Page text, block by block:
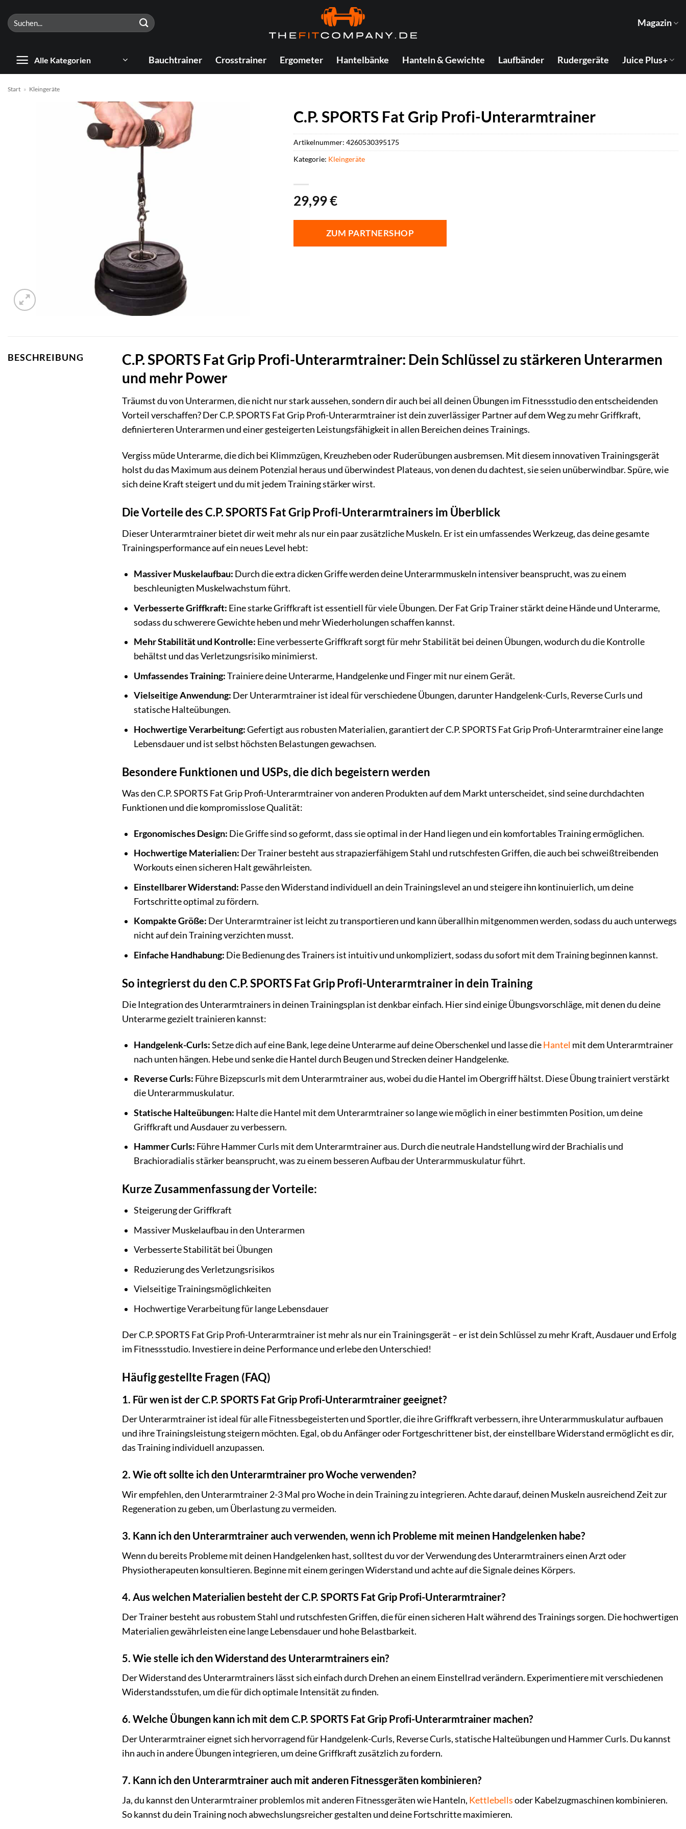
Inhalt
springen
Suchen
nach:
Magazin
Alle Kategorien Bauchtrainer Crosstrainer Ergometer Hantelbänke Hanteln & Gewichte Laufbänder Rudergeräte Juice Plus+
Start » Kleingeräte
C.P. SPORTS Fat Grip Profi-Unterarmtrainer
29,99€
ZUM PARTNERSHOP
Artikelnummer: 4260530395175
Kategorie: Kleingeräte
BESCHREIBUNG
C.P. SPORTS Fat Grip Profi-Unterarmtrainer: Dein Schlüssel zu stärkeren Unterarmen
und mehr Power
Träumst du von Unterarmen, die nicht nur stark aussehen, sondern dir auch bei all deinen Übungen im Fitnessstudio den entscheidenden
Vorteil verschaffen? Der C.P. SPORTS Fat Grip Profi-Unterarmtrainer ist dein zuverlässiger Partner auf dem Weg zu mehr Griffkraft,
definierteren Unterarmen und einer gesteigerten Leistungsfähigkeit in allen Bereichen deines Trainings.
Vergiss müde Unterarme, die dich bei Klimmzügen, Kreuzheben oder Ruderübungen ausbremsen. Mit diesem innovativen Trainingsgerät
holst du das Maximum aus deinem Potenzial heraus und überwindest Plateaus, von denen du dachtest, sie seien unüberwindbar. Spüre, wie
sich deine Kraft steigert und du mit jedem Training stärker wirst.
Die Vorteile des C.P. SPORTS Fat Grip Profi-Unterarmtrainers im Überblick
Dieser Unterarmtrainer bietet dir weit mehr als nur ein paar zusätzliche Muskeln. Er ist ein umfassendes Werkzeug, das deine gesamte
Trainingsperformance auf ein neues Level hebt:
Massiver Muskelaufbau: Durch die extra dicken Griffe werden deine Unterarmmuskeln intensiver beansprucht, was zu einem
beschleunigten Muskelwachstum führt.
Verbesserte Griffkraft: Eine starke Griffkraft ist essentiell für viele Übungen. Der Fat Grip Trainer stärkt deine Hände und Unterarme,
sodass du schwerere Gewichte heben und mehr Wiederholungen schaffen kannst.
Mehr Stabilität und Kontrolle: Eine verbesserte Griffkraft sorgt für mehr Stabilität bei deinen Übungen, wodurch du die Kontrolle
behältst und das Verletzungsrisiko minimierst.
Umfassendes Training:Trainiere deine Unterarme, Handgelenke und Finger mit nur einem Gerät.
Vielseitige Anwendung: Der Unterarmtrainer ist ideal für verschiedene Übungen, darunter Handgelenk-Curls, Reverse Curls und
statische Halteübungen.
Hochwertige Verarbeitung:Gefertigt aus robusten Materialien, garantiert der C.P. SPORTS Fat Grip Profi-Unterarmtrainer eine lange
Lebensdauer und ist selbst höchsten Belastungen gewachsen.
Besondere Funktionen und USPs, die dich begeistern werden
Was den C.P. SPORTS Fat Grip Profi-Unterarmtrainer von anderen Produkten auf dem Markt unterscheidet, sind seine durchdachten
Funktionen und die kompromisslose Qualität:
Ergonomisches Design: Die Griffe sind so geformt, dass sie optimal in der Hand liegen und ein komfortables Training ermöglichen.
Hochwertige Materialien: Der Trainer besteht aus strapazierfähigem Stahl und rutschfesten Griffen, die auch bei schweißtreibenden
Workouts einen sicheren Halt gewährleisten.
Einstellbarer Widerstand: Passe den Widerstand individuell an dein Trainingslevel an und steigere ihn kontinuierlich, um deine
Fortschritte optimal zu fördern.
Kompakte Größe: Der Unterarmtrainer ist leicht zu transportieren und kann überallhin mitgenommen werden, sodass du auch unterwegs
nicht auf dein Training verzichten musst.
Einfache Handhabung: Die Bedienung des Trainers ist intuitiv und unkompliziert, sodass du sofort mit dem Training beginnen kannst.
So integrierst du den C.P. SPORTS Fat Grip Profi-Unterarmtrainer in dein Training
Die Integration des Unterarmtrainers in deinen Trainingsplan ist denkbar einfach. Hier sind einige Übungsvorschläge, mit denen du deine
Unterarme gezielt trainieren kannst:
Handgelenk-Curls:Setze dich auf eine Bank, lege deine Unterarme auf deine Oberschenkel und lasse dieHantel mit dem Unterarmtrainer
nach unten hängen. Hebe und senke die Hantel durch Beugen und Strecken deiner Handgelenke.
Reverse Curls: Führe Bizepscurls mit dem Unterarmtrainer aus, wobei du die Hantel im Obergriff hältst. Diese Übung trainiert verstärkt
die Unterarmmuskulatur.
Statische Halteübungen: Halte die Hantel mit dem Unterarmtrainer so lange wie möglich in einer bestimmten Position, um deine
Griffkraft und Ausdauer zu verbessern.
Hammer Curls: Führe Hammer Curls mit dem Unterarmtrainer aus. Durch die neutrale Handstellung wird der Brachialis und
Brachioradialis stärker beansprucht, was zu einem besseren Aufbau der Unterarmmuskulatur führt.
Kurze Zusammenfassung der Vorteile:
Steigerung der Griffkraft
Massiver Muskelaufbau in den Unterarmen
Verbesserte Stabilität bei Übungen
Reduzierung des Verletzungsrisikos
Vielseitige Trainingsmöglichkeiten
Hochwertige Verarbeitung für lange Lebensdauer
Der C.P. SPORTS Fat Grip Profi-Unterarmtrainer ist mehr als nur ein Trainingsgerät – er ist dein Schlüssel zu mehr Kraft, Ausdauer und Erfolg
im Fitnessstudio. Investiere in deine Performance und erlebe den Unterschied!
Häufig gestellte Fragen (FAQ)
1. Für wen ist der C.P. SPORTS Fat Grip Profi-Unterarmtrainer geeignet?
Der Unterarmtrainer ist ideal für alle Fitnessbegeisterten und Sportler, die ihre Griffkraft verbessern, ihre Unterarmmuskulatur aufbauen
und ihre Trainingsleistung steigern möchten. Egal, ob du Anfänger oder Fortgeschrittener bist, der einstellbare Widerstand ermöglicht es dir,
das Training individuell anzupassen.
2. Wie oft sollte ich den Unterarmtrainer pro Woche verwenden?
Wir empfehlen, den Unterarmtrainer 2-3 Mal pro Woche in dein Training zu integrieren. Achte darauf, deinen Muskeln ausreichend Zeit zur
Regeneration zu geben, um Überlastung zu vermeiden.
3. Kann ich den Unterarmtrainer auch verwenden, wenn ich Probleme mit meinen Handgelenken habe?
Wenn du bereits Probleme mit deinen Handgelenken hast, solltest du vor der Verwendung des Unterarmtrainers einen Arzt oder
Physiotherapeuten konsultieren. Beginne mit einem geringen Widerstand und achte auf die Signale deines Körpers.
4. Aus welchen Materialien besteht der C.P. SPORTS Fat Grip Profi-Unterarmtrainer?
Der Trainer besteht aus robustem Stahl und rutschfesten Griffen, die für einen sicheren Halt während des Trainings sorgen. Die hochwertigen
Materialien gewährleisten eine lange Lebensdauer und hohe Belastbarkeit.
5. Wie stelle ich den Widerstand des Unterarmtrainers ein?
Der Widerstand des Unterarmtrainers lässt sich einfach durch Drehen an einem Einstellrad verändern. Experimentiere mit verschiedenen
Widerstandsstufen, um die für dich optimale Intensität zu finden.
6. Welche Übungen kann ich mit dem C.P. SPORTS Fat Grip Profi-Unterarmtrainer machen?
Der Unterarmtrainer eignet sich hervorragend für Handgelenk-Curls, Reverse Curls, statische Halteübungen und Hammer Curls. Du kannst
ihn auch in andere Übungen integrieren, um deine Griffkraft zusätzlich zu fordern.
7. Kann ich den Unterarmtrainer auch mit anderen Fitnessgeräten kombinieren?
Ja, du kannst den Unterarmtrainer problemlos mit anderen Fitnessgeräten wie Hanteln, Kettlebellsoder Kabelzugmaschinen kombinieren.
So kannst du dein Training noch abwechslungsreicher gestalten und deine Fortschritte maximieren.